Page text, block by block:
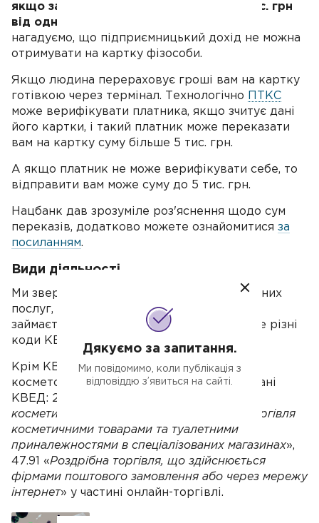
якщо за один день ви одержали по 5 тис. грн
від одного чи декількох платників
нагадуємо, що підприємницький дохід не можна
отримувати на картку фізособи.
Якщо людина перераховує гроші вам на картку
готівкою через термінал. Технологічно
ПТКС
може верифікувати платника, якщо зчитує дані
його картки, і такий платник може переказати
вам на картку суму більше 5 тис. грн.
А якщо платник не може верифікувати себе, то
відправити вам може суму до 5 тис. грн.
Нацбанк дав зрозуміле роз'яснення щодо сум
переказів, додатково можете ознайомитися за
посиланням.
Види діяльності
Ми звернули увагу, що, крім косметологічних
послуг, ви також консультуєте клієнтів і
займаєтеся продажем косметики. А це все різні
коди КВЕД.
Крім КВЕД 96.02, за яким ви працює як
косметолог, у вас мають бути зареєстровані
КВЕД: 20.42 «
косметичних засобів
Роздрібна торгівля
косметичними товарами та туалетними
приналежностями в спеціалізованих магазинах»,
47.91 «Роздрібна торгівля, що здійснюється
фірмами поштового замовлення або через мережу
інтернет» у частині онлайн-торгівлі.
Дякуємо за запитання.
Ми повідомимо, коли публікація з
відповіддю з’явиться на сайті.